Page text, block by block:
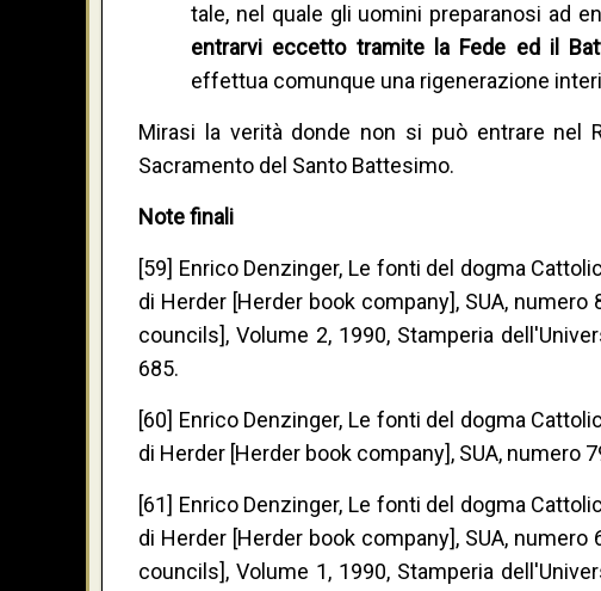
tale, nel quale gli uomini preparanosi ad
entrarvi eccetto tramite la Fede ed il
effettua comunque una rigenerazione
Mirasi la verità donde non si può entrare nel
Sacramento del Santo Battesimo.
Note finali
[59] Enrico Denzinger, Le fonti del dogma
di Herder [Herder book company], SUA,
councils], Volume 2, 1990, Stamperia
685.
[60] Enrico Denzinger, Le fonti del dogma
di Herder [Herder book company], SUA, numero
[61] Enrico Denzinger, Le fonti del dogma
di Herder [Herder book company], SUA,
councils], Volume 1, 1990, Stamperia